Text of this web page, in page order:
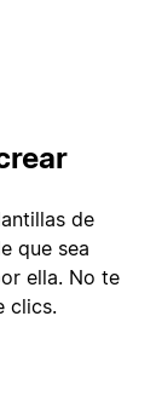
de
que sea
ella. No te
clics.